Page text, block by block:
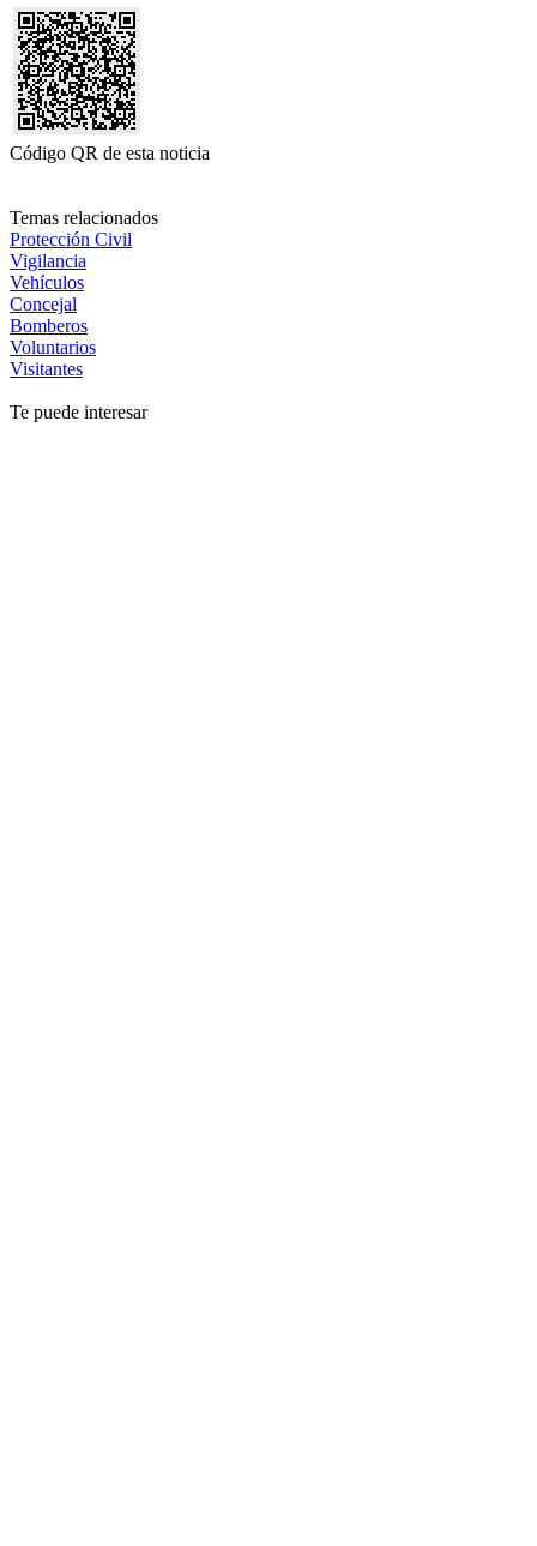
Código QR de esta noticia
Temas relacionados
Protección Civil
Vigilancia
Vehículos
Concejal
Bomberos
Voluntarios
Visitantes
Te puede interesar